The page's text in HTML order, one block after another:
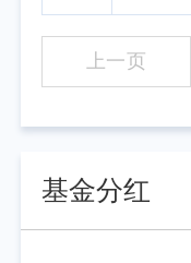
上一页
基金分红